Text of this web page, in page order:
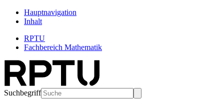
Hauptnavigation
Inhalt
RPTU
Fachbereich Mathematik
Suchbegriff